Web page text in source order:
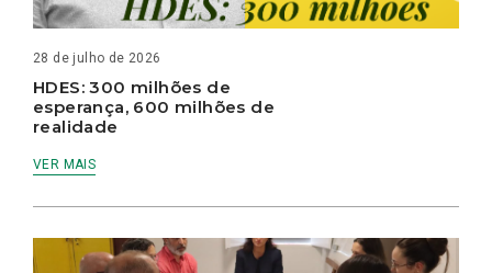
28 de julho de 2026
HDES: 300 milhões de
esperança, 600 milhões de
realidade
VER MAIS